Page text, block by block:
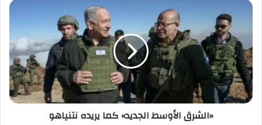
«الشرق الأوسط الجديد» كما يريده نتنياهو